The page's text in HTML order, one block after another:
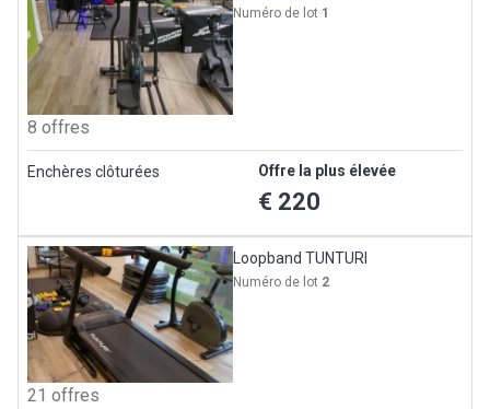
Numéro de lot 1
8 offres
Enchères clôturées Offre la plus élevée
€ 220
Loopband TUNTURI
Numéro de lot 2
21 offres